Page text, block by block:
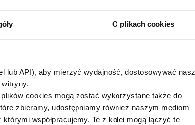
O plikach cookies
lub API), aby mierzyć wydajność, dostosowywać nasz
cookies mogą zostać wykorzystane także do
zbieramy, udostępniamy również naszym mediom
współpracujemy. Te z kolei mogą łączyć te
przekracza jego
jej likwidacji:
ubezpieczeniowa
przed szkodą i po